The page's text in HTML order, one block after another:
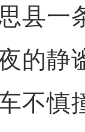
县
的静
不